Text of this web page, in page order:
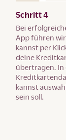
Schritt 4
Bei
App führen
kannst per
deine
übertragen. In
kannst
sein soll.